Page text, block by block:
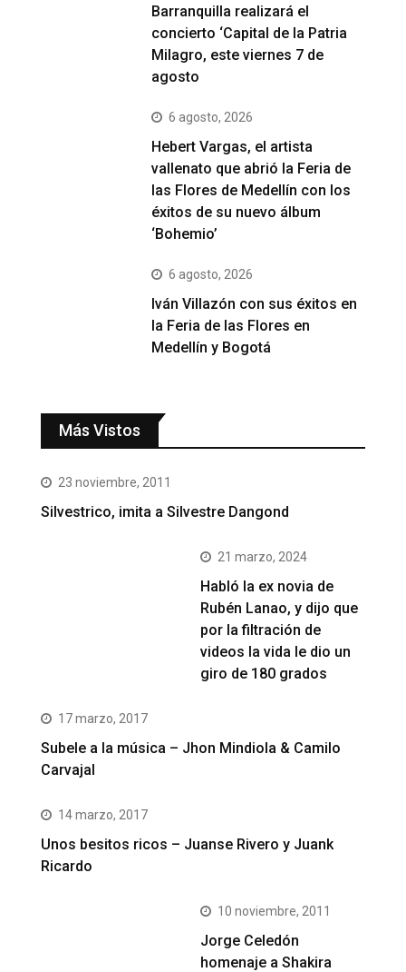
Barranquilla realizará el
concierto ‘Capital de la Patria
Milagro, este viernes 7 de
agosto
6 agosto, 2026
Hebert Vargas, el artista
vallenato que abrió la Feria de
las Flores de Medellín con los
éxitos de su nuevo álbum
‘Bohemio’
6 agosto, 2026
Iván Villazón con sus éxitos en
la Feria de las Flores en
Medellín y Bogotá
Más Vistos
23 noviembre, 2011
Silvestrico, imita a Silvestre Dangond
21 marzo, 2024
Habló la ex novia de
Rubén Lanao, y dijo que
por la filtración de
videos la vida le dio un
giro de 180 grados
17 marzo, 2017
Subele a la música – Jhon Mindiola & Camilo
Carvajal
14 marzo, 2017
Unos besitos ricos – Juanse Rivero y Juank
Ricardo
10 noviembre, 2011
Jorge Celedón
homenaje a Shakira